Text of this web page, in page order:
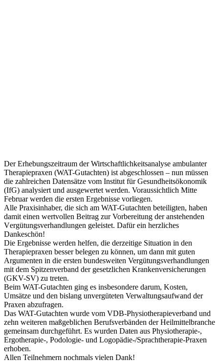
Der Erhebungszeitraum der Wirtschaftlichkeitsanalyse ambulanter
Therapiepraxen (WAT-Gutachten) ist abgeschlossen – nun müssen
die zahlreichen Datensätze vom Institut für Gesundheitsökonomik
(IfG) analysiert und ausgewertet werden. Voraussichtlich Mitte
Februar werden die ersten Ergebnisse vorliegen.
Alle Praxisinhaber, die sich am WAT-Gutachten beteiligten, haben
damit einen wertvollen Beitrag zur Vorbereitung der anstehenden
Vergütungsverhandlungen geleistet. Dafür ein herzliches
Dankeschön!
Die Ergebnisse werden helfen, die derzeitige Situation in den
Therapiepraxen besser belegen zu können, um dann mit guten
Argumenten in die ersten bundesweiten Vergütungsverhandlungen
mit dem Spitzenverband der gesetzlichen Krankenversicherungen
(GKV-SV) zu treten.
Beim WAT-Gutachten ging es insbesondere darum, Kosten,
Umsätze und den bislang unvergüteten Verwaltungsaufwand der
Praxen abzufragen.
Das WAT-Gutachten wurde vom VDB-Physiotherapieverband und
zehn weiteren maßgeblichen Berufsverbänden der Heilmittelbranche
gemeinsam durchgeführt. Es wurden Daten aus Physiotherapie-,
Ergotherapie-, Podologie- und Logopädie-/Sprachtherapie-Praxen
erhoben.
Allen Teilnehmern nochmals vielen Dank!